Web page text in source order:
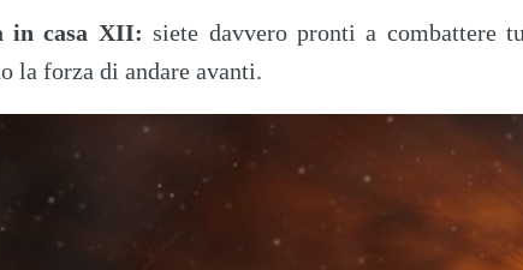
in casa XII: siete davvero pronti a
la forza di andare avanti.